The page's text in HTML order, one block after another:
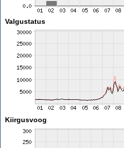
Valgustatus
Kiirgusvoog